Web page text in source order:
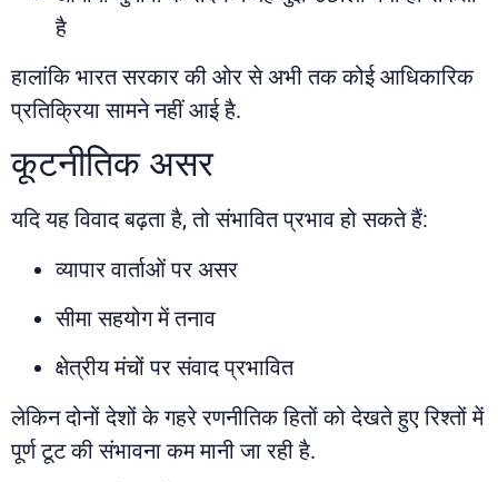
है
हालांकि भारत सरकार की ओर से अभी तक कोई आधिकारिक
प्रतिक्रिया सामने नहीं आई है.
कूटनीतिक असर
यदि यह विवाद बढ़ता है, तो संभावित प्रभाव हो सकते हैं:
व्यापार वार्ताओं पर असर
सीमा सहयोग में तनाव
क्षेत्रीय मंचों पर संवाद प्रभावित
लेकिन दोनों देशों के गहरे रणनीतिक हितों को देखते हुए रिश्तों में
पूर्ण टूट की संभावना कम मानी जा रही है.